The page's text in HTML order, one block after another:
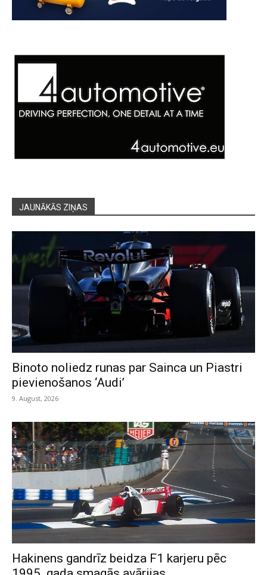
JAUNĀKĀS ZIŅAS
Binoto noliedz runas par Sainca un Piastri
pievienošanos ‘Audi’
9. August, 2026
Hakinens gandrīz beidza F1 karjeru pēc